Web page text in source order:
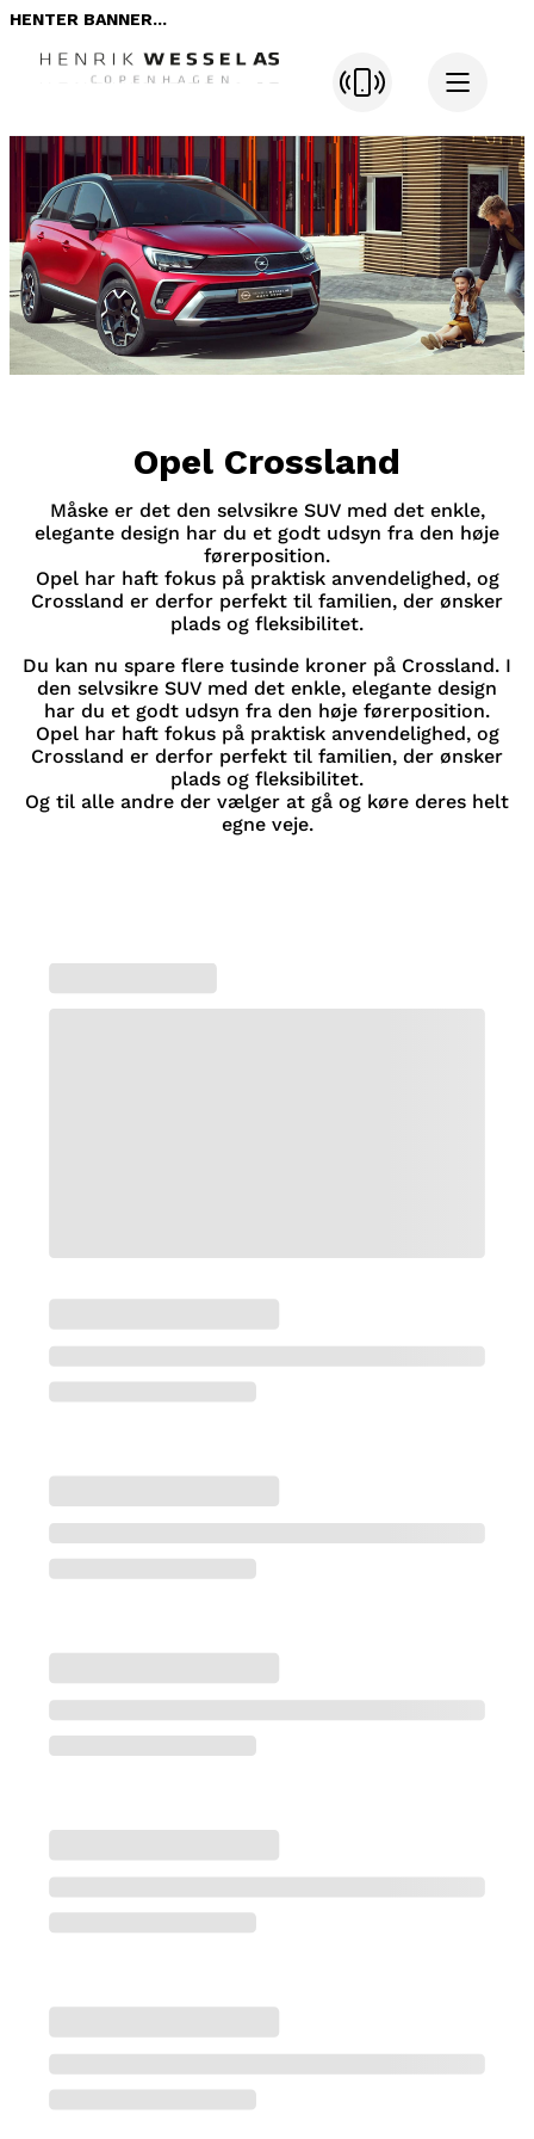
HENTER BANNER...
Opel Crossland
Måske er det den selvsikre SUV med det enkle,
elegante design har du et godt udsyn fra den høje
førerposition.
Opel har haft fokus på praktisk anvendelighed, og
Crossland er derfor perfekt til familien, der ønsker
plads og fleksibilitet.
Du kan nu spare flere tusinde kroner på Crossland. I
den selvsikre SUV med det enkle, elegante design
har du et godt udsyn fra den høje førerposition.
Opel har haft fokus på praktisk anvendelighed, og
Crossland er derfor perfekt til familien, der ønsker
plads og fleksibilitet.
Og til alle andre der vælger at gå og køre deres helt
egne veje.